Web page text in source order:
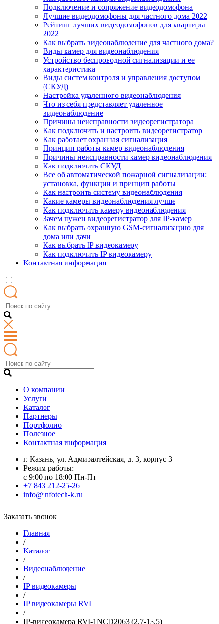
Подключение и сопряжение видеодомофона
Лучшие видеодомофоны для частного дома 2022
Рейтинг лучших видеодомофонов для квартиры
2022
Как выбрать видеонаблюдение для частного дома?
Виды камер для видеонаблюдения
Устройство беспроводной сигнализации и ее
характеристика
Виды систем контроля и управления доступом
(СКУД)
Настройка удаленного видеонаблюдения
Что из себя представляет удаленное
видеонаблюдение
Причины неисправности видеорегистратора
Как подключить и настроить видеорегистратор
Как работает охранная сигнализация
Принцип работы камер видеонаблюдения
Причины неисправности камер видеонаблюдения
Как подключить СКУД
Все об автоматической пожарной сигнализации:
установка, функции и принцип работы
Как настроить систему видеонаблюдения
Какие камеры видеонаблюдения лучше
Как подключить камеру видеонаблюдения
Зачем нужен видеорегистратор для IP-камер
Как выбрать охранную GSM-сигнализацию для
дома или дачи
Как выбрать IP видеокамеру
Как подключить IP видеокамеру
Контактная информация
О компании
Услуги
Каталог
Партнеры
Портфолио
Полезное
Контактная информация
г. Казань, ул. Адмиралтейская, д. 3, корпус 3
Режим работы:
с 9:00 по 18:00 Пн-Пт
+7 843 212-25-26
info@infotech-k.ru
Заказать звонок
Главная
/
Каталог
/
Видеонаблюдение
/
IP видеокамеры
/
IP видеокамеры RVI
/
IP-видеокамера RVI-1NCD2063 (2.7-13.5)